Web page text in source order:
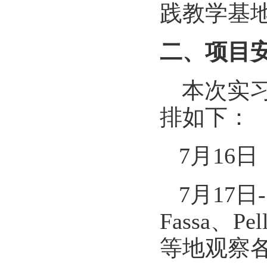
践教学基
二、项目
本次实
排如下：
7月16
7月17 日 -
Fassa、
等地观察